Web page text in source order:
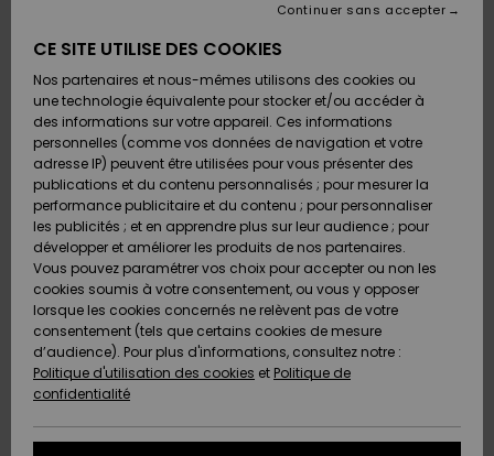
Accessoires
Chaussures
& Tongs
Surf
Snow
Nouveautés
A
Découvrir
Accessoires
Chaussures
& Tongs
Surf
Snow
Nouveautés
A
Découvrir
FEMME
Nouveautés
A
Découvrir
Snow
SURF
Enfant
Highlights
Communauté
SNOW
Snow
Shop
Enfant
Snow
Shop
Femme
A
Découvrir
Communauté
VENTE
FLASH
Enfant
Outlet
Femme
Préférences
Langue Et
Région
AIDE &
CONTACT
Retours
Paiement
Carte
Cadeau
Quiksilver
Freedom
Protection
des données
CE SITE UTILISE DES COOKIES
Nos partenaires et nous-mêmes utilisons des cookies ou
une technologie équivalente pour stocker et/ou accéder à
des informations sur votre appareil. Ces informations
personnelles (comme vos données de navigation et votre
adresse IP) peuvent être utilisées pour vous présenter des
publications et du contenu personnalisés ; pour mesurer la
performance publicitaire et du contenu ; pour personnaliser
les publicités ; et en apprendre plus sur leur audience ; pour
développer et améliorer les produits de nos partenaires.
Vous pouvez paramétrer vos choix pour accepter ou non les
cookies soumis à votre consentement, ou vous y opposer
lorsque les cookies concernés ne relèvent pas de votre
consentement (tels que certains cookies de mesure
d’audience). Pour plus d'informations, consultez notre :
Politique d'utilisation des cookies et Politique de
confidentialité
Continuer sans accepter